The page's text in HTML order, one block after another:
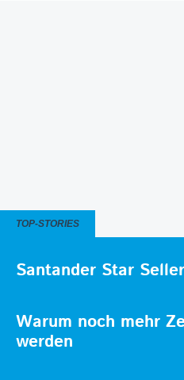
TOP-STORIES
Santander Star
Warum noch mehr
werden